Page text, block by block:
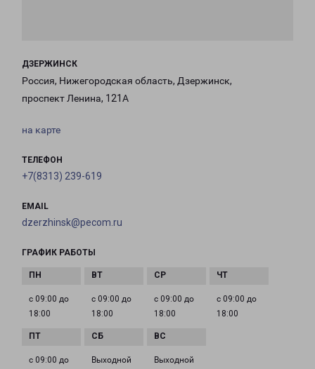
ДЗЕРЖИНСК
Россия, Нижегородская область, Дзержинск,
проспект Ленина, 121А
на карте
ТЕЛЕФОН
+7(8313) 239-619
EMAIL
dzerzhinsk@pecom.ru
ГРАФИК РАБОТЫ
с 09:00 до
18:00
с 09:00 до
18:00
с 09:00 до
18:00
с 09:00 до
18:00
с 09:00 до
Выходной Выходной